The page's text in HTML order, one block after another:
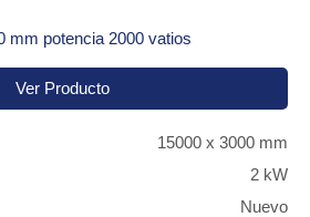
mm potencia 2000 vatios
Ver Producto
15000 x 3000 mm
2 kW
Nuevo